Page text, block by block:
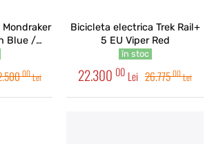
Blue /
Grey
00Lei
Bicicleta electrica Trek Rail+
5 EU Viper Red
în stoc
22.300 00 Lei 26.77500Lei